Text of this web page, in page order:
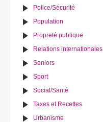
Police/Sécurité
Population
Propreté publique
Relations internationales
Seniors
Sport
Social/Santé
Taxes et Recettes
Urbanisme